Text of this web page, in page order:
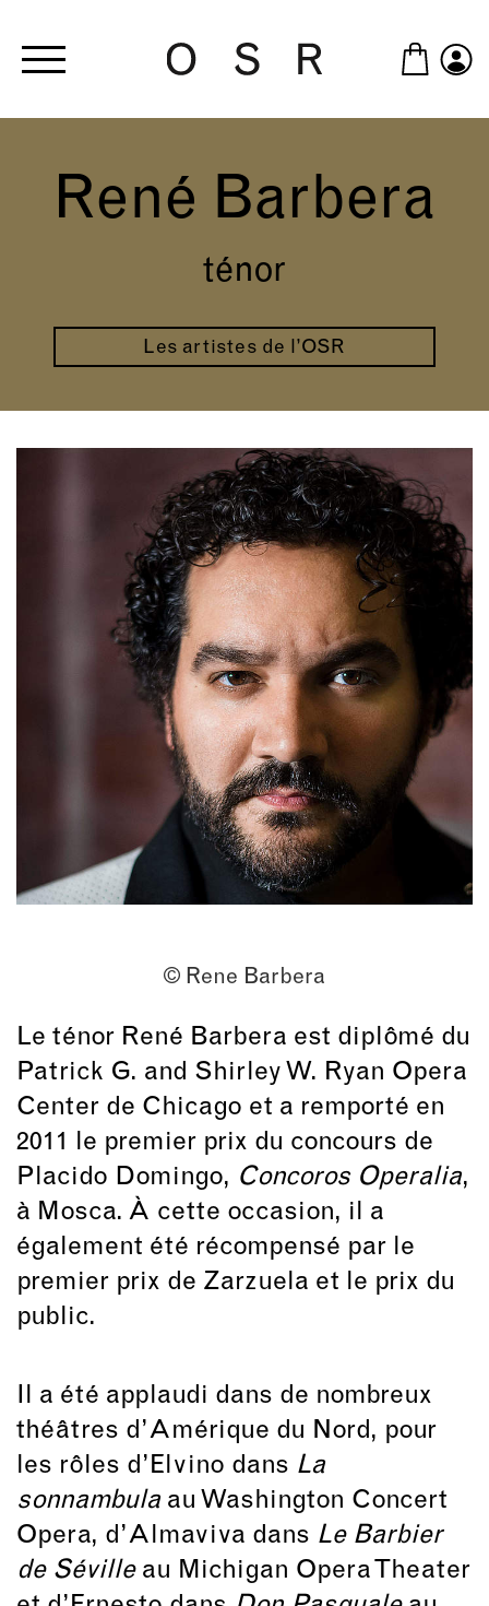
René Barbera
ténor
Les artistes de l’OSR
© Rene Barbera
Le ténor René Barbera est diplômé du
Patrick G. and Shirley W. Ryan Opera
Center de Chicago et a remporté en
2011 le premier prix du concours de
Placido Domingo, Concoros Operalia,
à Mosca. À cette occasion, il a
également été récompensé par le
premier prix de Zarzuela et le prix du
public.
Il a été applaudi dans de nombreux
théâtres d’Amérique du Nord, pour
les rôles d’Elvino dans La
sonnambula au Washington Concert
Opera, d’Almaviva dans Le Barbier
de Séville au Michigan Opera Theater